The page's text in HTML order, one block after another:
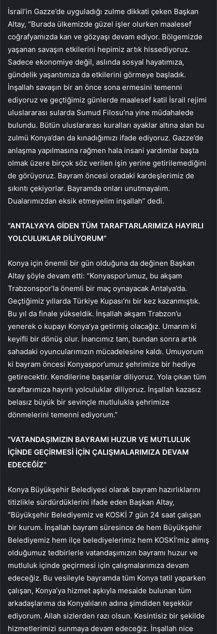
İsrail’in Gazze’de uyguladığı zulme dikkati çeken Başkan
Altay, “Burada ülkemizde güzel işler olurken maalesef
coğrafyamızda kan ve gözyaşı devam ediyor. Bölgemizde
yaşanan savaşın etkilerini hepimiz artık hissediyoruz.
Sadece ekonomiye değil, aslında sosyal hayatımıza,
gündelik yaşantımıza da etkilerini görmeye başladık.
İnşallah savaşın bir an önce sona ermesini temenni
ediyoruz ve geçtiğimiz günlerde maalesef katil İsrail rejimi
uluslararası sularda Sumud Filosu’na yine müdahalede
bulundu. Bütün uluslararası kuralları ayaklar altına alan bu
zulmü Konya’dan da kınadığımızı ifade ediyoruz. Gazze’de
anlaşma yapılmasına rağmen hala insani yardımlar başta
olmak üzere birçok söz verilen işin yerine getirilemediğini
de görüyoruz. Bayram öncesi oradaki kardeşlerimiz de
sıkıntı çekiyorlar. Bayramda onları unutmayalım.
Dualarımızdan eksik etmeyelim inşallah” dedi.
“ANTALYA’YA GİDEN TÜM TARAFTARLARIMIZA HAYIRLI
YOLCULUKLAR DİLİYORUM”
Konya için önemli bir gün olduğuna da değinen Başkan
Altay şöyle devam etti: “Konyaspor’umuz, bu akşam
Trabzonspor’la önemli bir maç oynayacak Antalya’da.
Geçtiğimiz yıllarda Türkiye Kupası’nı bir kez kazanmıştık.
Bu yıl da finale yükseldik. İnşallah akşam Trabzon’u
yenerek o kupayı Konya’ya getirmiş olacağız. Umarım ki
keyifli bir dönüş olur. İnancımız tam, bundan sonra artık
sahadaki oyuncularımızın mücadelesine kaldı. Umuyorum
ki bayram öncesi Konyaspor’umuz şehrimize bir hediye
getirecektir. Kendilerine başarılar diliyoruz. Yola çıkan tüm
taraftarımıza hayırlı yolculuklar diliyoruz. İnşallah kazasız
belasız büyük bir sevinçle mutlulukla şehrimize
dönmelerini temenni ediyorum.”
“VATANDAŞIMIZIN BAYRAMI HUZUR VE MUTLULUK
İÇİNDE GEÇİRMESİ İÇİN ÇALIŞMALARIMIZA DEVAM
EDECEĞİZ”
Konya Büyükşehir Belediyesi olarak bayram hazırlıklarını
titizlikle sürdürdüklerini ifade eden Başkan Altay,
“Büyükşehir Belediyemiz ve KOSKİ 7 gün 24 saat çalışan
bir kurum. İnşallah bayram süresince de hem Büyükşehir
Belediyemiz hem ilçe belediyelerimiz hem KOSKİ’miz almış
olduğumuz tedbirlerle vatandaşımızın bayramı huzur ve
mutluluk içinde geçirmesi için çalışmalarımıza devam
edeceğiz. Bu vesileyle bayramda tüm Konya tatil yaparken
çalışan, Konya’ya hizmet aşkıyla mesaide bulunan tüm
arkadaşlarıma da Konyalıların adına şimdiden teşekkür
ediyorum. Allah sizlerden razı olsun. Kesintisiz bir şekilde
hizmetlerimizi sunmaya devam edeceğiz. İnşallah nice